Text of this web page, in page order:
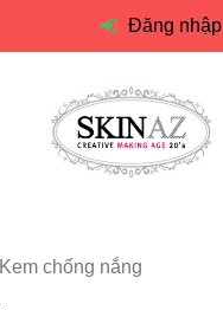
Đăng nhập
Kem chống nắng